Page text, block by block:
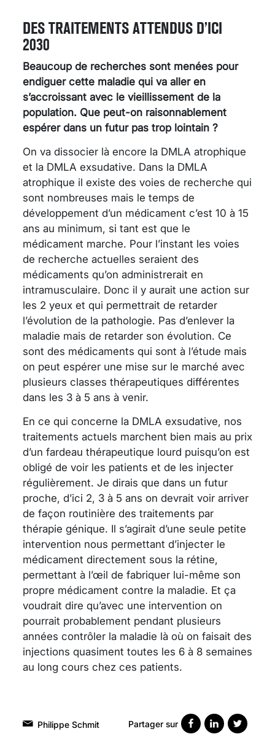
DES TRAITEMENTS ATTENDUS D’ICI
2030
Beaucoup de recherches sont menées pour
endiguer cette maladie qui va aller en
s’accroissant avec le vieillissement de la
population. Que peut-on raisonnablement
espérer dans un futur pas trop lointain ?
On va dissocier là encore la DMLA atrophique
et la DMLA exsudative. Dans la DMLA
atrophique il existe des voies de recherche qui
sont nombreuses mais le temps de
développement d’un médicament c’est 10 à 15
ans au minimum, si tant est que le
médicament marche. Pour l’instant les voies
de recherche actuelles seraient des
médicaments qu’on administrerait en
intramusculaire. Donc il y aurait une action sur
les 2 yeux et qui permettrait de retarder
l’évolution de la pathologie. Pas d’enlever la
maladie mais de retarder son évolution. Ce
sont des médicaments qui sont à l’étude mais
on peut espérer une mise sur le marché avec
plusieurs classes thérapeutiques différentes
dans les 3 à 5 ans à venir.
En ce qui concerne la DMLA exsudative, nos
traitements actuels marchent bien mais au prix
d’un fardeau thérapeutique lourd puisqu’on est
obligé de voir les patients et de les injecter
régulièrement. Je dirais que dans un futur
proche, d’ici 2, 3 à 5 ans on devrait voir arriver
de façon routinière des traitements par
thérapie génique. Il s’agirait d’une seule petite
intervention nous permettant d’injecter le
médicament directement sous la rétine,
permettant à l’œil de fabriquer lui-même son
propre médicament contre la maladie. Et ça
voudrait dire qu’avec une intervention on
pourrait probablement pendant plusieurs
années contrôler la maladie là où on faisait des
injections quasiment toutes les 6 à 8 semaines
au long cours chez ces patients.
Philippe Schmit Partager sur